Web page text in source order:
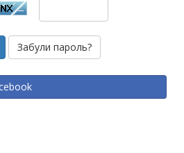
Забули пароль?